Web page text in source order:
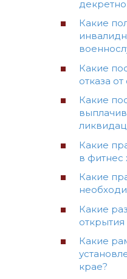
Какие
Какие
отказа
Какие
Какие
в фитнес
Какие
Какие
Какие
крае?